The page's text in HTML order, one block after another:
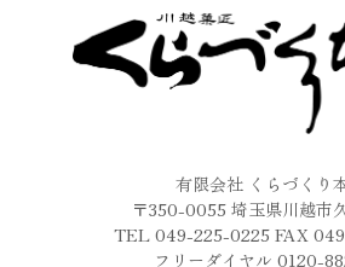
有限会社 くらづくり
〒350-0055 埼玉県川越市
TEL 049-225-0225 FAX
フリーダイヤル 0120-